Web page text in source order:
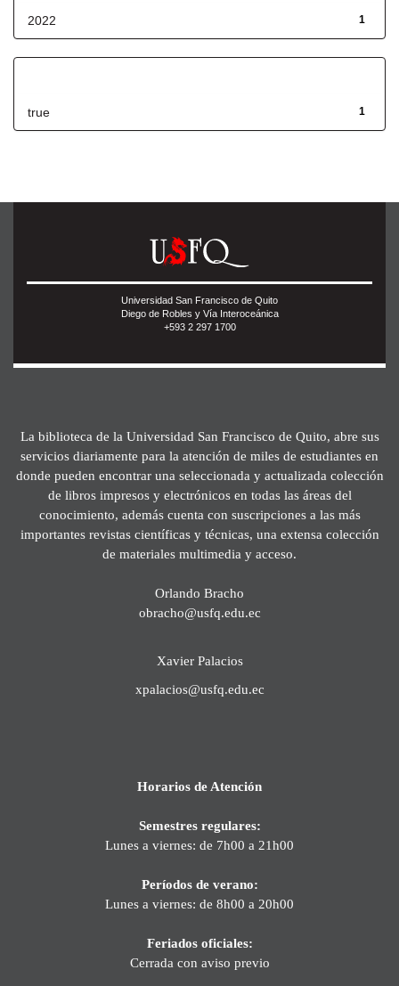
1
2022
1
true
Universidad San Francisco de Quito
Diego de Robles y Vía Interoceánica
+593 2 297 1700
La biblioteca de la Universidad San Francisco de Quito, abre sus
servicios diariamente para la atención de miles de estudiantes en
donde pueden encontrar una seleccionada y actualizada colección
de libros impresos y electrónicos en todas las áreas del
conocimiento, además cuenta con suscripciones a las más
importantes revistas científicas y técnicas, una extensa colección
de materiales multimedia y acceso.
Orlando Bracho
obracho@usfq.edu.ec
Xavier Palacios
xpalacios@usfq.edu.ec
Horarios de Atención
Semestres regulares:
Lunes a viernes: de 7h00 a 21h00
Períodos de verano:
Lunes a viernes: de 8h00 a 20h00
Feriados oficiales:
Cerrada con aviso previo